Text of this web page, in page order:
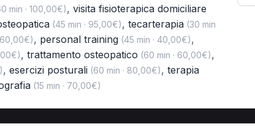
min · 100,00€), visita fisioterapica domiciliare
(45 min · 95,00€), tecarterapia(30 min
60,00€), personal training(45 min · 40,00€),
, trattamento osteopatico (60 min · 60,00€),
, esercizi posturali(60 min · 80,00€), terapia
(15 min · 70,00€)